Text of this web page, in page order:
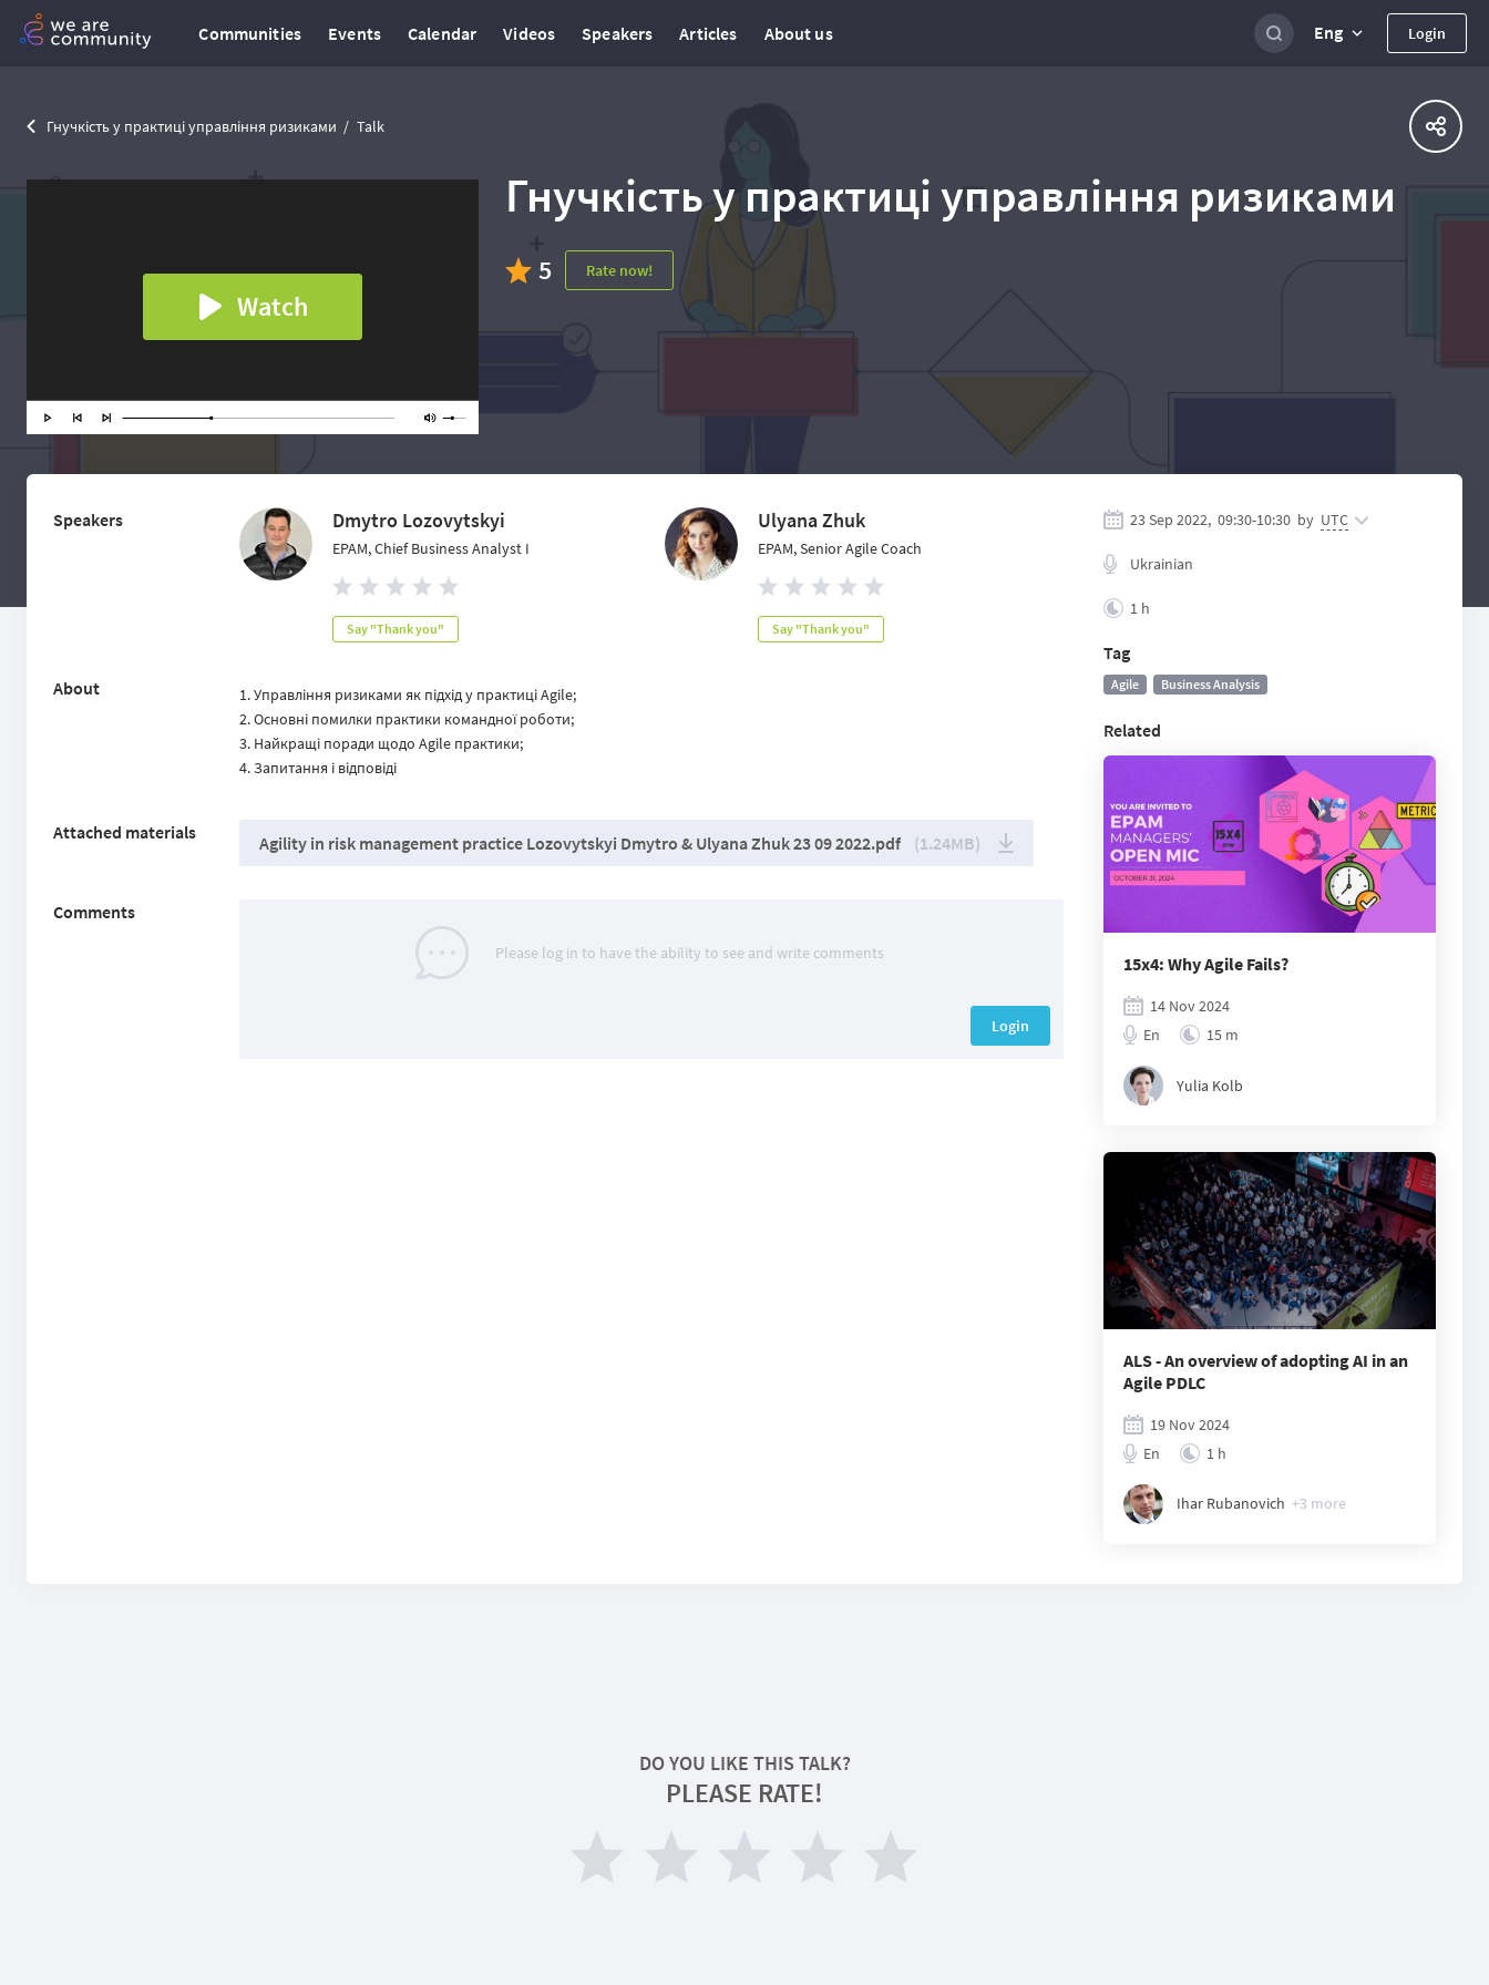
Communities Events Calendar Videos Speakers Articles About us Eng Login
Гнучкість у практиці управління ризиками Talk
Watch
Гнучкість у практиці управління ризиками
5 Rate now!
Speakers Dmytro Lozovytskyi
EPAM, Chief Business Analyst I
Say "Thank you"
Ulyana Zhuk
EPAM, Senior Agile Coach
Say "Thank you"
About
Управління ризиками як підхід у практиці Agile;
Основні помилки практики командної роботи;
Найкращі поради щодо Agile практики;
Запитання і відповіді
Attached materials Agility in risk management practice Lozovytskyi Dmytro & Ulyana Zhuk 23 09 2022.pdf (1.24MB)
Comments
Please log in to have the ability to see and write comments
Login
23 Sep 2022, 09:30-10:30 by UTC
Ukrainian
1 h
Tag
Agile Business Analysis
Related
15x4: Why Agile Fails?
14 Nov 2024
En
15 m
Yulia Kolb
ALS - An overview of adopting AI in an
Agile PDLC
19 Nov 2024
En
1 h
Ihar Rubanovich +3 more
DO YOU LIKE THIS TALK?
PLEASE RATE!